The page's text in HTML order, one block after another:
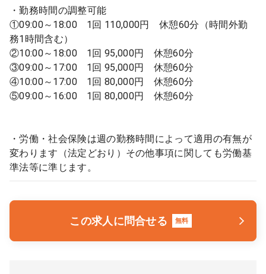
・勤務時間の調整可能
①09:00～18:00 1回 110,000円 休憩60分（時間外勤
務1時間含む）
②10:00～18:00 1回 95,000円 休憩60分
③09:00～17:00 1回 95,000円 休憩60分
④10:00～17:00 1回 80,000円 休憩60分
⑤09:00～16:00 1回 80,000円 休憩60分
・労働・社会保険は週の勤務時間によって適用の有無が
変わります（法定どおり）その他事項に関しても労働基
準法等に準じます。
この求人に問合せる 無料